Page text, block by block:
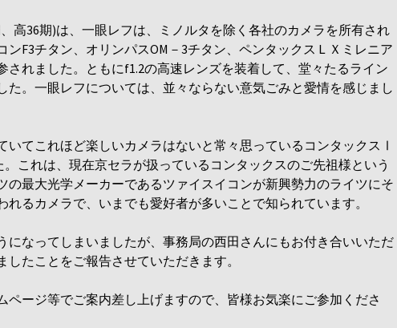
高36期)は、一眼レフは、ミノルタを除く各社のカメラを所有され
ンF3チタン、オリンパスOM－3チタン、ペンタックスＬＸミレニア
されました。ともにf1.2の高速レンズを装着して、堂々たるライン
た。一眼レフについては、並々ならない意気ごみと愛情を感じまし
いてこれほど楽しいカメラはないと常々思っているコンタックスⅠ
これは、現在京セラが扱っているコンタックスのご先祖様という
の最大光学メーカーであるツァイスイコンが新興勢力のライツにそ
るカメラで、いまでも愛好者が多いことで知られています。
になってしまいましたが、事務局の西田さんにもお付き合いいただ
たことをご報告させていただきます。
ページ等でご案内差し上げますので、皆様お気楽にご参加くださ